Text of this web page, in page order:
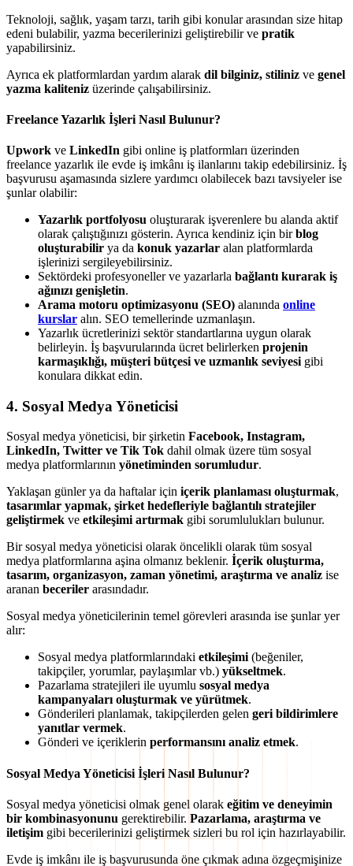
Teknoloji, sağlık, yaşam tarzı, tarih gibi konular arasından size hitap
edeni bulabilir, yazma becerilerinizi geliştirebilir ve pratik
yapabilirsiniz.
Ayrıca ek platformlardan yardım alarak dil bilginiz, stiliniz ve genel
yazma kaliteniz üzerinde çalışabilirsiniz.
Freelance Yazarlık İşleri Nasıl Bulunur?
Upwork ve LinkedIn gibi online iş platformları üzerinden
freelance yazarlık ile evde iş imkânı iş ilanlarını takip edebilirsiniz. İş
başvurusu aşamasında sizlere yardımcı olabilecek bazı tavsiyeler ise
şunlar olabilir:
Yazarlık portfolyosu oluşturarak işverenlere bu alanda aktif
olarak çalıştığınızı gösterin. Ayrıca kendiniz için birblog
oluşturabilir ya da konuk yazarlar alan platformlarda
işlerinizi sergileyebilirsiniz.
Sektördeki profesyoneller ve yazarlarla bağlantı kurarak iş
ağınızı genişletin.
Arama motoru optimizasyonu (SEO) alanında online
kurslar alın. SEO temellerinde uzmanlaşın.
Yazarlık ücretlerinizi sektör standartlarına uygun olarak
belirleyin. İş başvurularında ücret belirlerken projenin
karmaşıklığı, müşteri bütçesi ve uzmanlık seviyesi gibi
konulara dikkat edin.
4. Sosyal Medya Yöneticisi
Sosyal medya yöneticisi, bir şirketin Facebook, Instagram,
LinkedIn, Twitter ve Tik Tok dahil olmak üzere tüm sosyal
medya platformlarının yönetiminden sorumludur.
Yaklaşan günler ya da haftalar için içerik planlaması oluşturmak,
tasarımlar yapmak, şirket hedefleriyle bağlantılı stratejiler
geliştirmek ve etkileşimi artırmak gibi sorumlulukları bulunur.
Bir sosyal medya yöneticisi olarak öncelikli olarak tüm sosyal
medya platformlarına aşina olmanız beklenir. İçerik oluşturma,
tasarım, organizasyon, zaman yönetimi, araştırma ve analiz ise
aranan beceriler arasındadır.
Sosyal medya yöneticilerinin temel görevleri arasında ise şunlar yer
alır:
Sosyal medya platformlarındaki etkileşimi(beğeniler,
takipçiler, yorumlar, paylaşımlar vb.) yükseltmek.
Pazarlama stratejileri ile uyumlu sosyal medya
kampanyaları oluşturmak ve yürütmek.
Gönderileri planlamak, takipçilerden gelen geri bildirimlere
yanıtlar vermek.
Gönderi ve içeriklerin performansını analiz etmek.
Sosyal Medya Yöneticisi İşleri Nasıl Bulunur?
Sosyal medya yöneticisi olmak genel olarak eğitim ve deneyimin
bir kombinasyonunu gerektirebilir. Pazarlama, araştırma ve
iletişim gibi becerilerinizi geliştirmek sizleri bu rol için hazırlayabilir.
Evde iş imkânı ile iş başvurusunda öne çıkmak adına özgeçmişinize